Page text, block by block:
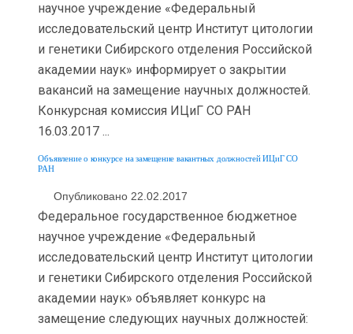
научное учреждение «Федеральный
исследовательский центр Институт цитологии
и генетики Сибирского отделения Российской
академии наук» информирует о закрытии
вакансий на замещение научных должностей.
Конкурсная комиссия ИЦиГ СО РАН
16.03.2017 ...
Объявление о конкурсе на замещение вакантных должностей ИЦиГ СО
РАН
Опубликовано 22.02.2017
Федеральное государственное бюджетное
научное учреждение «Федеральный
исследовательский центр Институт цитологии
и генетики Сибирского отделения Российской
академии наук» объявляет конкурс на
замещение следующих научных должностей: